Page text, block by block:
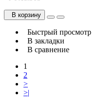
В корзину
Быстрый просмотр
В закладки
В сравнение
1
2
>
>|